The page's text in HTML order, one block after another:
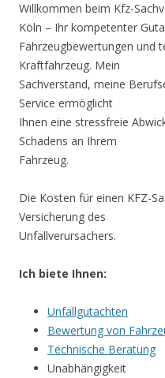
Willkommen beim Kfz-
Köln – Ihr kompetenter
Fahrzeugbewertungen und
Kraftfahrzeug. Mein
Sachverstand, meine
Service ermöglicht
Ihnen eine stressfreie
Schadens an Ihrem
Fahrzeug.
Die Kosten für einen KFZ-
Versicherung des
Unfallverursachers.
Ich biete Ihnen:
Unfallgutachten
Bewertung von
Technische Beratung
Unabhängigkeit